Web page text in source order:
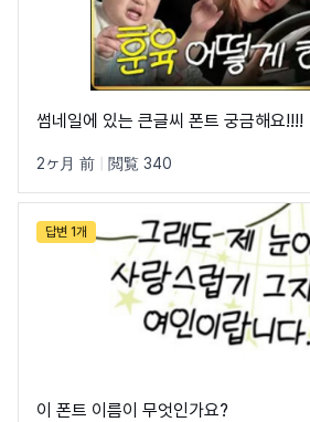
ネイバーのすべてのフォントを見る →
썸네일에 있는 큰글씨 폰트 궁금해요!!!!
2ヶ月 前 閲覧 340
답변 1개
이 폰트 이름이 무엇인가요?